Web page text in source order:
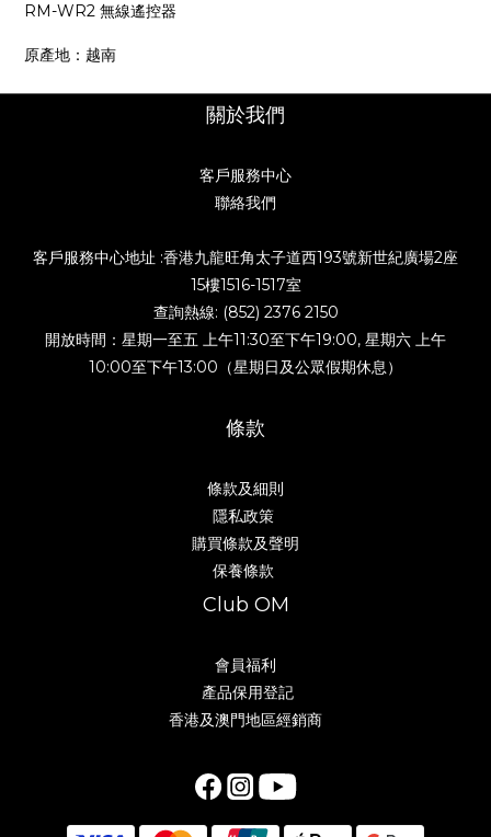
RM-WR2 無線遙控器
原產地：越南
關於我們
客戶服務中心
聯絡我們
客戶服務中心地址 :香港九龍旺角太子道西193號新世紀廣場2座
15樓1516-1517室
查詢熱線: (852) 2376 2150
開放時間：星期一至五 上午11:30至下午19:00, 星期六 上午
10:00至下午13:00（星期日及公眾假期休息）
條款
條款及細則
隱私政策
購買條款及聲明
保養條款
Club OM
會員福利
產品保用登記
香港及澳門地區經銷商